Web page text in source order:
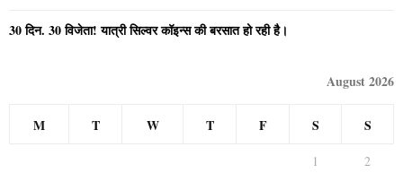
30 दिन. 30 विजेता! यात्री सिल्वर कॉइन्स की बरसात हो रही है।
August 2026
M T W T F S S
1
2